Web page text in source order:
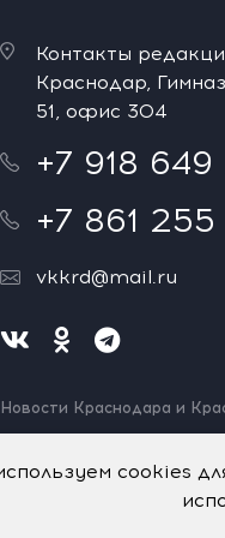
Контакты
Краснодар,
51, офис 304
+7 918
+7 861
vkkrd@mail.ru
Новости Краснодара и
Нашли ошибку? Выделите и
cookies